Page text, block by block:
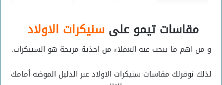
مقاسات تيمو على سنيكرات الاولاد
و من اهم ما يبحث عنه العملاء من احذية مريحة هو السنيكرات.
لذلك نوفرلك مقاسات سنيكرات الاولاد عبر الدليل الموضه أمامك